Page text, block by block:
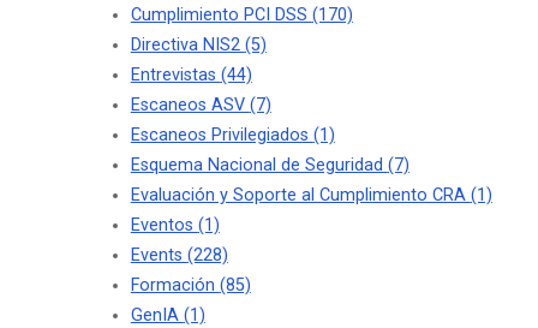
Cumplimiento PCI DSS (170)
Directiva NIS2 (5)
Entrevistas (44)
Escaneos ASV (7)
Escaneos Privilegiados (1)
Esquema Nacional de Seguridad (7)
Evaluación y Soporte al Cumplimiento CRA (1)
Eventos (1)
Events (228)
Formación (85)
GenIA (1)